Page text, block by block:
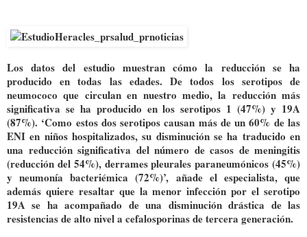
Los datos del estudio muestran cómo la reducción se ha
producido en todas las edades. De todos los serotipos de
neumococo que circulan en nuestro medio, la reducción más
significativa se ha producido en los serotipos 1 (47%) y 19A
(87%). ‘Como estos dos serotipos causan más de un 60% de las
ENI en niños hospitalizados, su disminución se ha traducido en
una reducción significativa del número de casos de meningitis
(reducción del 54%), derrames pleurales paraneumónicos (45%)
y neumonía bacteriémica (72%)’, añade el especialista, que
además quiere resaltar que la menor infección por el serotipo
19A se ha acompañado de una disminución drástica de las
resistencias de alto nivel a cefalosporinas de tercera generación.